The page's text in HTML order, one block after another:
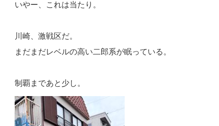
いやー、これは当たり。
川崎、激戦区だ。
まだまだレベルの高い二郎系が眠っている。
制覇まであと少し。